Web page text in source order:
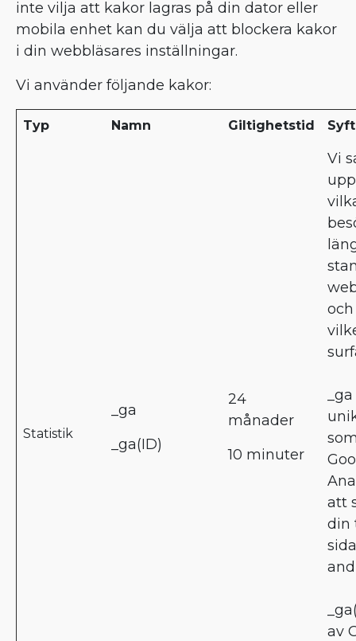
inte vilja att kakor lagras på din dator eller
mobila enhet kan du välja att blockera kakor
i din webbläsares inställningar.
Vi använder följande kakor:
Typ Namn Giltighetstid
Statistik
_ga
_ga(ID)
24
månader
10 minuter
Vi
att
din
av